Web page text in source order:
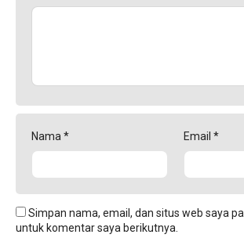
Nama* Email *
Simpan nama, email, dan situs web saya
untuk komentar saya berikutnya.